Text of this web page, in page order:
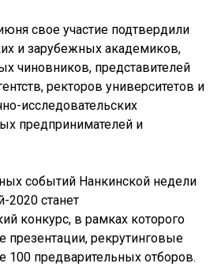
свое участие подтвердили
и зарубежных академиков,
чиновников, представителей
ректоров университетов и
исследовательских
предпринимателей и
событий Нанкинской недели
2020 станет
конкурс, в рамках которого
презентации, рекрутинговые
100 предварительных отборов.